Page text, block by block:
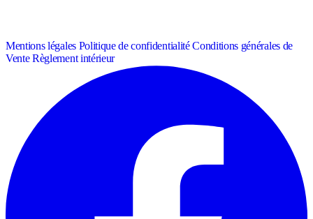
Mentions légales Politique de confidentialitéConditions générales de
VenteRèglement intérieur